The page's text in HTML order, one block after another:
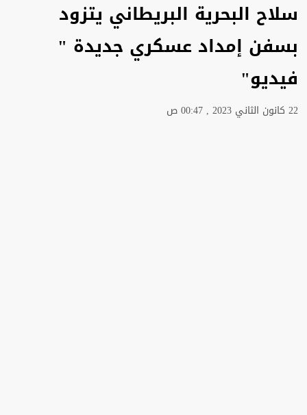
سلاح البحرية البريطاني يتزود
بسفن إمداد عسكري جديدة "
فيديو"
22 كانون الثاني 2023 , 00:47 ص